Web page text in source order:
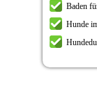
Baden
Hunde